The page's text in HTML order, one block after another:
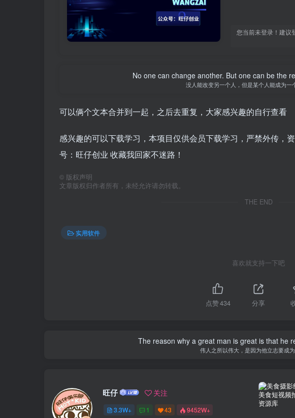
您当前未登录！建议
No one can change another. But one can be the
没人能改变另一个人，但是某个人能成为一
可以俩个文本合并到一起，之后去重复，大家感兴趣的自行查看
感兴趣的可以下载学习，本项目仅供会员下载学习，严禁外传，
号：旺仔创业 收藏我回家不迷路！
© 版权声明
文章版权归作者所有，未经允许请勿转载。
THE END
实用软件
喜欢就支持一下吧
点赞434 分享
The reason why a great man is great is that he
伟人之所以伟大，是因为他立志要成
旺仔 关注
3.3W+ 1 43 9452W+